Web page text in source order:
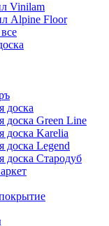
Vinilam
Alpine Floor
доска
доска Green Line
доска Karelia
доска Legend
доска Стародуб